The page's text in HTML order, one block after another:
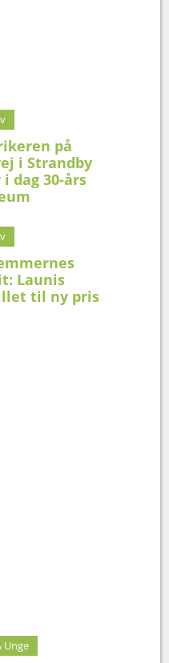
på
i Strandby
dag 30-års
Launis
til ny pris
Unge